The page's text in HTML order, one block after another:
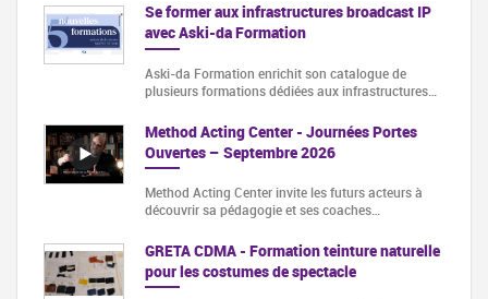
Se former aux infrastructures broadcast IP
avec Aski-da Formation
Aski-da Formation enrichit son catalogue de
plusieurs formations dédiées aux infrastructures…
Method Acting Center - Journées Portes
Ouvertes – Septembre 2026
Method Acting Center invite les futurs acteurs à
découvrir sa pédagogie et ses coaches…
GRETA CDMA - Formation teinture naturelle
pour les costumes de spectacle